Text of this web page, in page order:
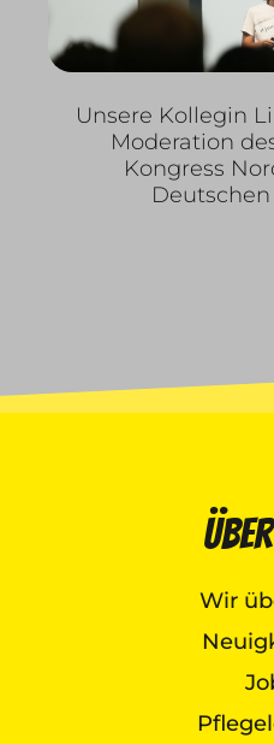
Unsere Kollegin
Moderation
Kongress
Wir